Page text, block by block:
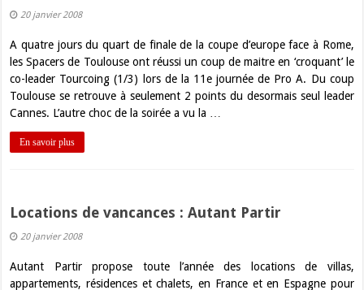
20 janvier 2008
A quatre jours du quart de finale de la coupe d’europe face à Rome,
les Spacers de Toulouse ont réussi un coup de maitre en ‘croquant’ le
co-leader Tourcoing (1/3) lors de la 11e journée de Pro A. Du coup
Toulouse se retrouve à seulement 2 points du desormais seul leader
Cannes. L’autre choc de la soirée a vu la …
En savoir plus
Locations de vancances : Autant Partir
20 janvier 2008
Autant Partir propose toute l’année des locations de villas,
appartements, résidences et chalets, en France et en Espagne pour